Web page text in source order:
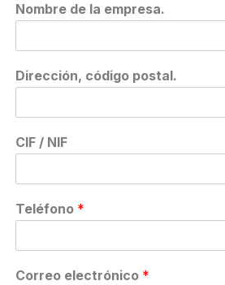
Nombre de la empresa.
Dirección, código postal.
CIF / NIF
Teléfono *
Correo electrónico *